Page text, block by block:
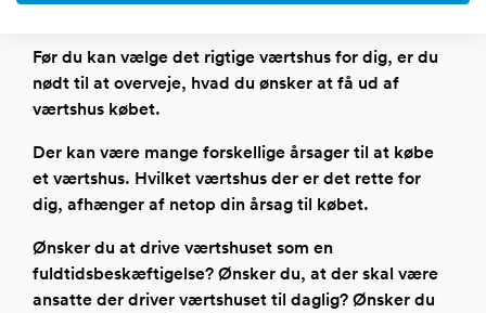
Før du kan vælge det rigtige værtshus for dig, er du
nødt til at overveje, hvad du ønsker at få ud af
værtshus købet.
Der kan være mange forskellige årsager til at købe
et værtshus. Hvilket værtshus der er det rette for
dig, afhænger af netop din årsag til købet.
Ønsker du at drive værtshuset som en
fuldtidsbeskæftigelse? Ønsker du, at der skal være
ansatte der driver værtshuset til daglig? Ønsker du